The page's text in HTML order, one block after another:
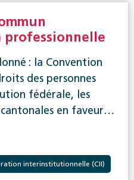
: la Convention
des personnes
fédérale, les
en faveur…
interinstitutionnelle (CII)